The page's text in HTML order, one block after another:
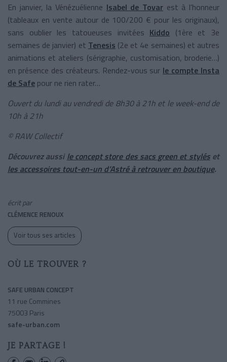
En janvier, la Vénézuélienne Isabel de Tovar est à l’honneur
(tableaux en vente autour de 100/200 € pour les originaux),
sans oublier les tatoueuses invitées Kiddo (1ère et 3e
semaines de janvier) et Tenesis (2e et 4e semaines) et autres
animations et ateliers (sérigraphie, customisation, broderie…)
en présence des créateurs. Rendez-vous sur le compte Insta
de Safe pour ne rien rater…
Ouvert du lundi au vendredi de 8h30 à 21h et le week-end de
10h à 21h
© RAW Collectif
Découvrez aussi le concept store des sacs green et styléset
les accessoires tout-en-un d’Astré à retrouver en boutique.
écrit par
CLÉMENCE RENOUX
Voir tous ses articles
OÙ LE TROUVER ?
SAFE URBAN CONCEPT
11 rue Commines
75003 Paris
safe-urban.com
JE PARTAGE !